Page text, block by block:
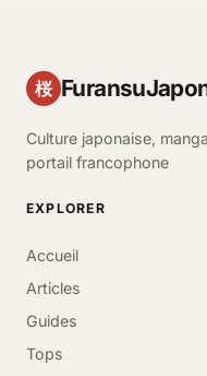
桜
Culture japonaise,
portail francophone
EXPLORER
Accueil
Articles
Guides
Tops